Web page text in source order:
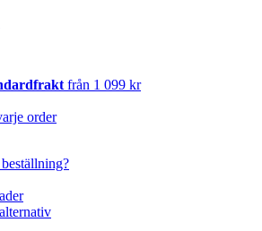
från 1 099 kr
order